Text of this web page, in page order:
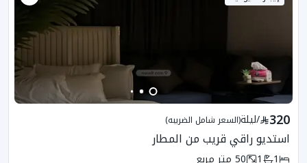
320
/ليلة(السعر شامل الضريبه)
استديو راقي قريب من المطار
1
1
50 متر مربع